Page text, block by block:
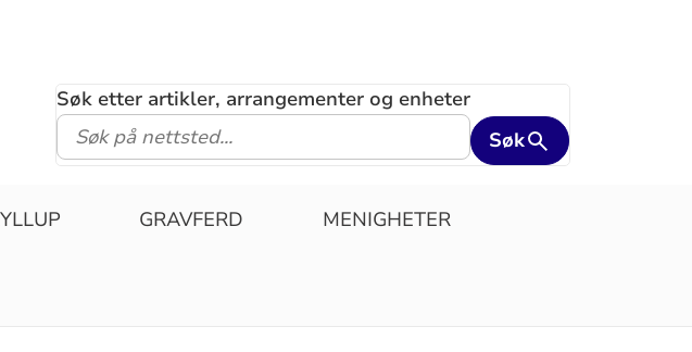
Søk etter artikler, arrangementer og enheter
Søk
GRAVFERD MENIGHETER